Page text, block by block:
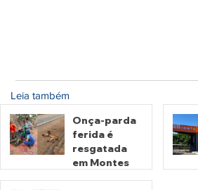
Leia também
Onça-parda
ferida é
resgatada
em Montes